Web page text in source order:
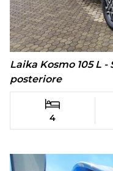
Laika Kosmo 105 L
posteriore
4